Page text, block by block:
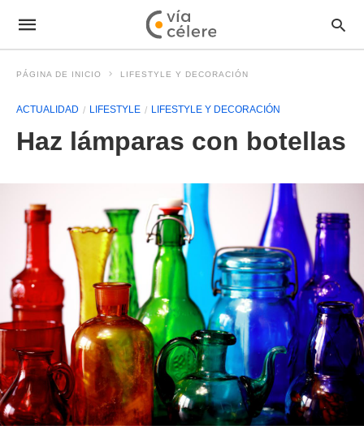
PÁGINA DE INICIO LIFESTYLE Y DECORACIÓN
ACTUALIDAD LIFESTYLE LIFESTYLE Y DECORACIÓN
Haz lámparas con botellas